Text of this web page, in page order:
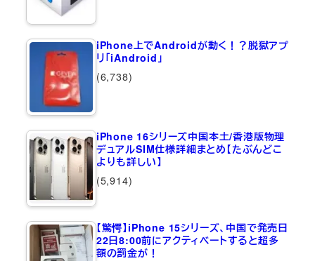
iPhone上でAndroidが動く！？脱獄アプ
リ「iAndroid」
(6,738)
iPhone 16シリーズ中国本土/香港版物理
デュアルSIM仕様詳細まとめ【たぶんどこ
よりも詳しい】
(5,914)
【驚愕】iPhone 15シリーズ、中国で発売日
22日8:00前にアクティベートすると超多
額の罰金が！